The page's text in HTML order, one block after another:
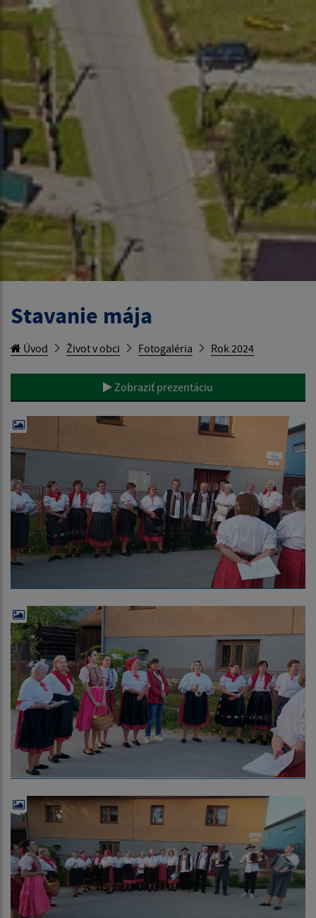
Stavanie mája
Úvod Život v obci Fotogaléria Rok 2024
Zobraziť prezentáciu